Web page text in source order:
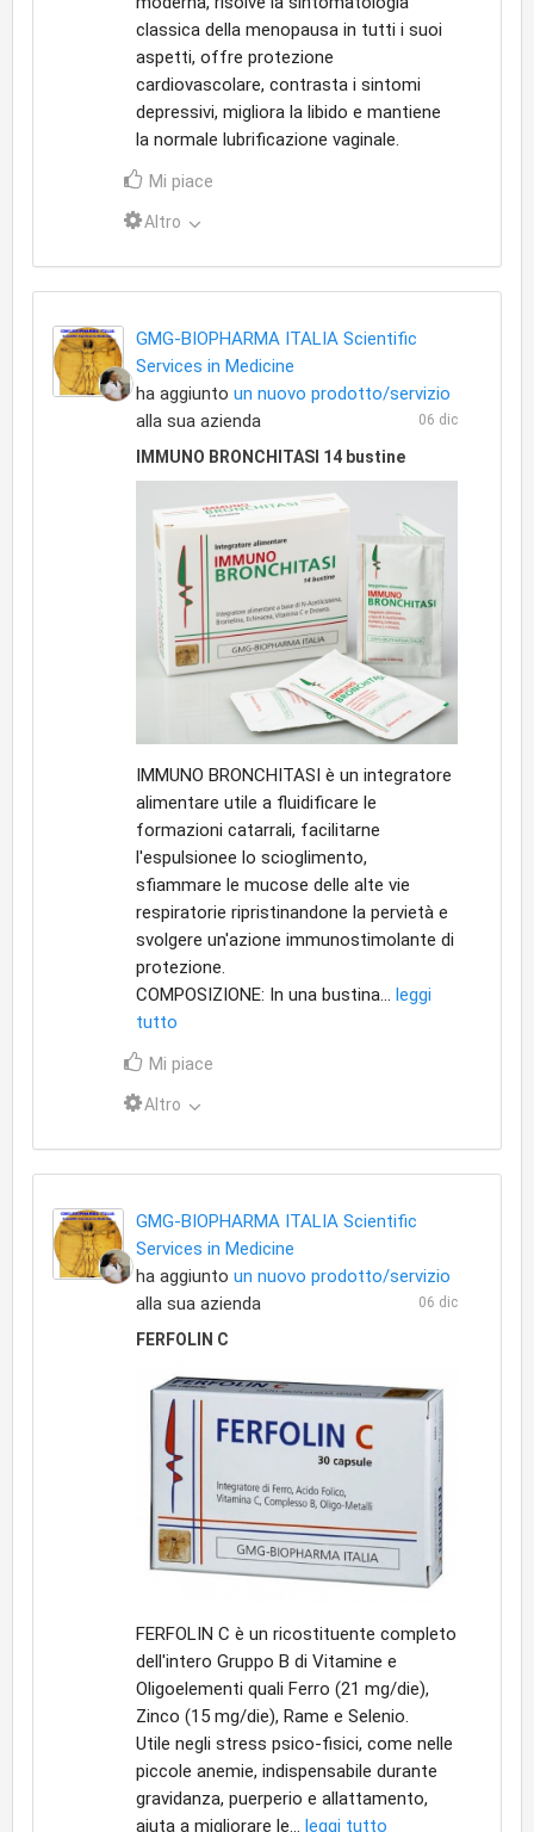
classica della menopausa in tutti i suoi
aspetti, offre protezione
cardiovascolare, contrasta i sintomi
depressivi, migliora la libido e mantiene
la normale lubrificazione vaginale.
Mi piace
Altro
GMG-BIOPHARMA ITALIA Scientific
Services in Medicine
ha aggiunto un nuovo prodotto/servizio
alla sua azienda
06 dic
IMMUNO BRONCHITASI 14 bustine
IMMUNO BRONCHITASI è un integratore
alimentare utile a fluidificare le
formazioni catarrali, facilitarne
l'espulsionee lo scioglimento,
sfiammare le mucose delle alte vie
respiratorie ripristinandone la pervietà e
svolgere un'azione immunostimolante di
protezione.
COMPOSIZIONE: In una bustina... leggi
tutto
Mi piace
Altro
GMG-BIOPHARMA ITALIA Scientific
Services in Medicine
ha aggiunto un nuovo prodotto/servizio
alla sua azienda
06 dic
FERFOLIN C
FERFOLIN C è un ricostituente completo
dell'intero Gruppo B di Vitamine e
Oligoelementi quali Ferro (21 mg/die),
Zinco (15 mg/die), Rame e Selenio.
Utile negli stress psico-fisici, come nelle
piccole anemie, indispensabile durante
gravidanza, puerperio e allattamento,
aiuta a migliorare le... leggi tutto